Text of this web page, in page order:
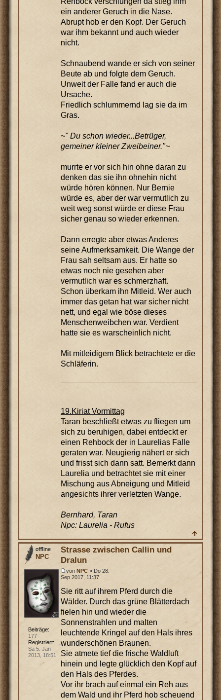
ein anderer Geruch in die Nase.
Abrupt hob er den Kopf. Der Geruch
war ihm bekannt und auch wieder
nicht.
Schnaubend wande er sich von seiner
Beute ab und folgte dem Geruch.
Unweit der Falle fand er auch die
Ursache.
Friedlich schlummernd lag sie da im
Gras.
~" Du schon wieder...Betrüger,
gemeiner kleiner Zweibeiner."~
murrte er vor sich hin ohne daran zu
denken das sie ihn ohnehin nicht
würde hören können. Nur Bernie
würde es, aber der war vermutlich zu
weit weg sonst würde er diese Frau
sicher genau so wieder erkennen.
Dann erregte aber etwas Anderes
seine Aufmerksamkeit. Die Wange der
Frau sah seltsam aus. Er hatte so
etwas noch nie gesehen aber
vermutlich war es schmerzhaft.
Schon überkam ihn Mitleid. Wer auch
immer das getan hat war sicher nicht
nett, und egal wie böse dieses
Menschenweibchen war. Verdient
hatte sie es warscheinlich nicht.
Mit mitleidigem Blick betrachtete er die
Schläferin.
19.Kiriat Vormittag
Taran beschließt etwas zu fliegen um
sich zu beruhigen, dabei entdeckt er
einen Rehbock der in Laurelias Falle
geraten war. Neugierig nähert er sich
und frisst sich dann satt. Bemerkt dann
Laurelia und betrachtet sie mit einer
Mischung aus Abneigung und Mitleid
angesichts ihrer verletzten Wange.
Bernhard, Taran
Npc: Laurelia - Rufus
Strasse zwischen Callin und
Dralun
von NPC» Do 28.
Sep 2017, 11:37
Sie ritt auf ihrem Pferd durch die
Wälder. Durch das grüne Blätterdach
fielen hin und wieder die
Sonnenstrahlen und malten
leuchtende Kringel auf den Hals ihres
wunderschönen Braunen.
Sie atmete tief die frische Waldluft
hinein und legte glücklich den Kopf auf
den Hals des Pferdes.
Vor ihr brach auf einmal ein Reh aus
dem Wald und ihr Pferd hob scheuend
NPC
Beiträge:
177
Registriert:
Sa 5. Jan
2013, 18:51